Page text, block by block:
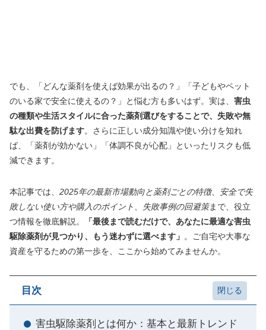
でも、「どんな薬剤を使えば効果が出るの？」「子どもやペット
のいる家で安全に使えるの？」と悩む方も多いはず。実は、 害虫
の種類や生活スタイルに合った薬剤選びをすることで、失敗や無
駄な出費を防げます。さらに正しい成分知識や使い分けを知れ
ば、「薬剤が効かない」「体調不良が心配」といったリスクも低
減できます。
本記事では、 2025年の最新市場動向と薬剤ごとの特徴、安全で失
敗しない使い方や購入のポイント、失敗事例の回避策まで、役立
つ情報を徹底解説。
「最後まで読むだけで、あなたに最適な害虫
駆除薬剤が見つかり、もう迷わずに選べます」 。ご自宅や大事な
資産を守るための第一歩を、ここから始めてみませんか。
目次
害虫駆除薬剤とは何か：基本と最新トレンド